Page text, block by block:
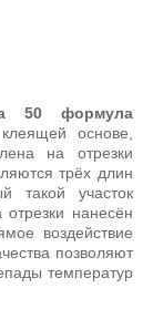
50 формула
основе,
на отрезки
трёх длин
такой участок
нанесён
воздействие
позволяют
температур